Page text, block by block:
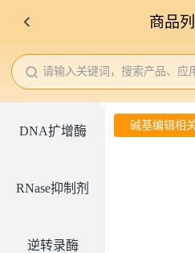
商品
请输入关键词，搜索产品、应
DNA扩增酶
RNase抑制剂
逆转录酶
碱基编辑相